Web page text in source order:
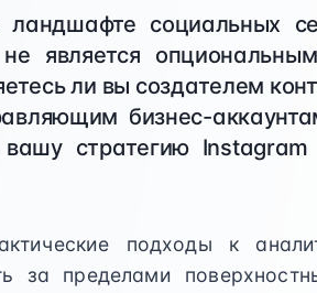
ландшафте социальных
является
ли вы создателем
бизнес-
стратегию
подходы к
за пределами